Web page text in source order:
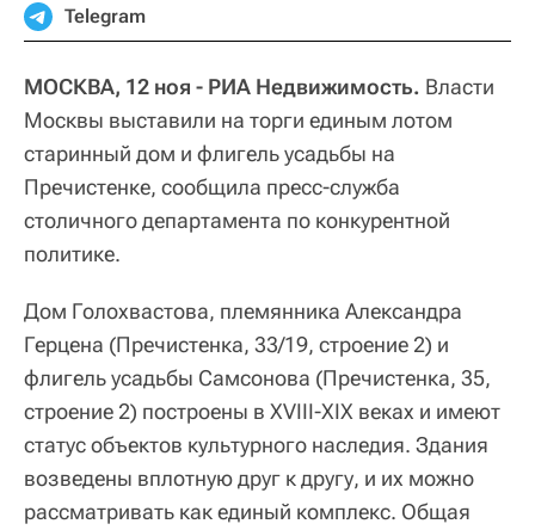
Telegram
МОСКВА, 12 ноя - РИА Недвижимость. Власти
Москвы выставили на торги единым лотом
старинный дом и флигель усадьбы на
Пречистенке, сообщила пресс-служба
столичного департамента по конкурентной
политике.
Дом Голохвастова, племянника Александра
Герцена (Пречистенка, 33/19, строение 2) и
флигель усадьбы Самсонова (Пречистенка, 35,
строение 2) построены в XVIII-XIX веках и имеют
статус объектов культурного наследия. Здания
возведены вплотную друг к другу, и их можно
рассматривать как единый комплекс. Общая